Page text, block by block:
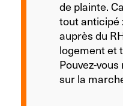
de plainte.
tout anticipé
auprès du
logement et
Pouvez-
sur la